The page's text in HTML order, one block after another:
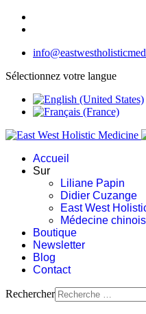
Sélectionnez votre langue
Accueil
Sur
Liliane Papin
Didier Cuzange
East West
Médecine
Boutique
Newsletter
Blog
Contact
Rechercher